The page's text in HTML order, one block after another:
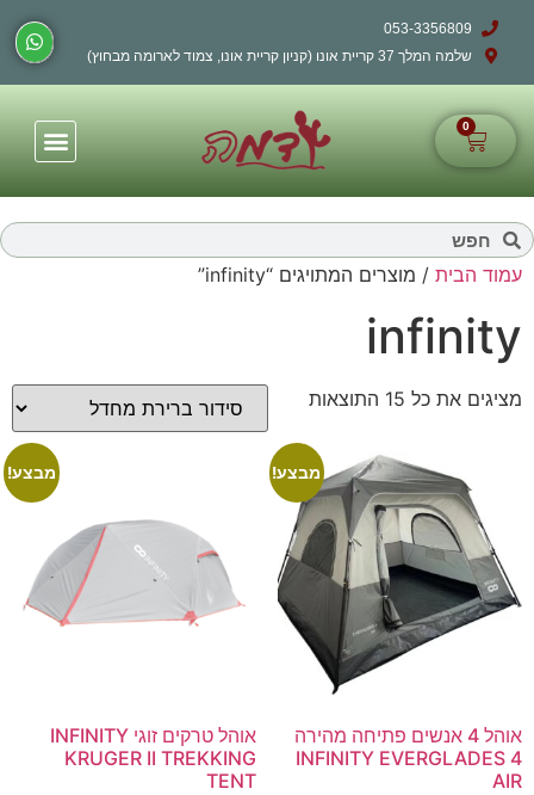
053-3356809
שלמה המלך 37 קריית אונו (קניון קריית אונו, צמוד לארומה מבחוץ)
0
עמוד הבית / מוצרים המתויגים “infinity”
infinity
מציגים את כל ⁦15⁩ התוצאות
מבצע!
אוהל 4 אנשים פתיחה מהירה
INFINITY EVERGLADES 4
AIR
מבצע!
אוהל טרקים זוגי INFINITY
KRUGER II TREKKING
TENT